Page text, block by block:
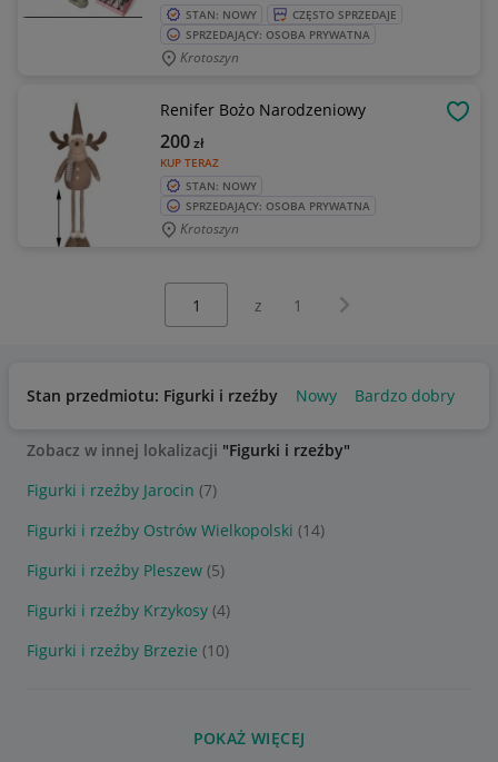
STAN: NOWY
CZĘSTO SPRZEDAJE
SPRZEDAJĄCY: OSOBA PRYWATNA
Krotoszyn
Renifer Bożo Narodzeniowy
KUP TERAZ
200zł
STAN: NOWY
SPRZEDAJĄCY: OSOBA PRYWATNA
Krotoszyn
z 1 Następna strona
Stan przedmiotu: Figurki i rzeźby Nowy Bardzo dobry
Zobacz w innej lokalizacji "Figurki i rzeźby"
Figurki i rzeźby Jarocin (7)
Figurki i rzeźby Ostrów Wielkopolski (14)
Figurki i rzeźby Pleszew (5)
Figurki i rzeźby Krzykosy (4)
Figurki i rzeźby Brzezie (10)
POKAŻ WIĘCEJ